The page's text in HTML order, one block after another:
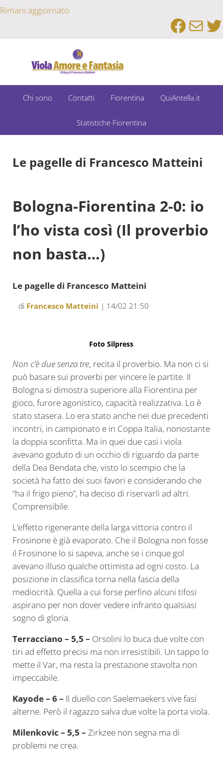
Passa al contenuto principale
Skip to after header navigation
Skip to site footer
Rimani aggiornato
Viola Amore e Fantasia
Chi sono Contatti Fiorentina QuiAntella.it
Statistiche Fiorentina
Le pagelle di Francesco Matteini
Bologna-Fiorentina 2-0: io
l’ho vista così (Il proverbio
non basta…)
Le pagelle di Francesco Matteini
di Francesco Matteini | 14/02 21:50
Foto Silpress
Non c’è due senza tre, recita il proverbio. Ma non ci si
può basare sui proverbi per vincere le partite. Il
Bologna si dimostra superiore alla Fiorentina per
gioco, furore agonistico, capacità realizzativa. Lo è
stato stasera. Lo era stato anche nei due precedenti
incontri, in campionato e in Coppa Italia, nonostante
la doppia sconfitta. Ma in quei due casi i viola
avevano goduto di un occhio di riguardo da parte
della Dea Bendata che, visto lo scempio che la
società ha fatto dei suoi favori e considerando che
“ha il frigo pieno”, ha deciso di riservarli ad altri.
Comprensibile.
L’effetto rigenerante della larga vittoria contro il
Frosinone è già evaporato. Che il Bologna non fosse
il Frosinone lo si sapeva, anche se i cinque gol
avevano illuso qualche ottimista ad ogni costo. La
posizione in classifica torna nella fascia della
mediocrità. Quella a cui forse perfino alcuni tifosi
aspirano per non dover vedere infranto qualsiasi
sogno di gloria.
Terracciano – 5,5 – Orsolini lo buca due volte con
tiri ad effetto precisi ma non irresistibili. Un tappo lo
mette il Var, ma resta la prestazione stavolta non
impeccabile.
Kayode – 6 – Il duello con Saelemaekers vive fasi
alterne. Però il ragazzo salva due volte la porta viola.
Milenkovic – 5,5 – Zirkzee non segna ma di
problemi ne crea.